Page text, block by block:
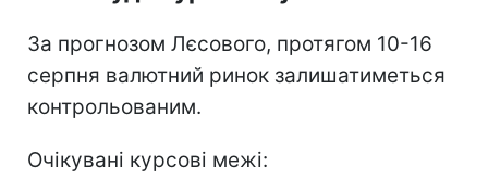
За прогнозом Лєсового, протягом 10-16
серпня валютний ринок залишатиметься
контрольованим.
Очікувані курсові межі: